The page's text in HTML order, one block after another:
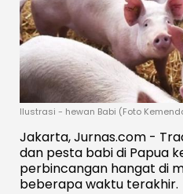
Ilustrasi - hewan Babi (Foto
Jakarta, Jurnas.com -
dan pesta babi di Papua
perbincangan hangat di
beberapa waktu terakhir.